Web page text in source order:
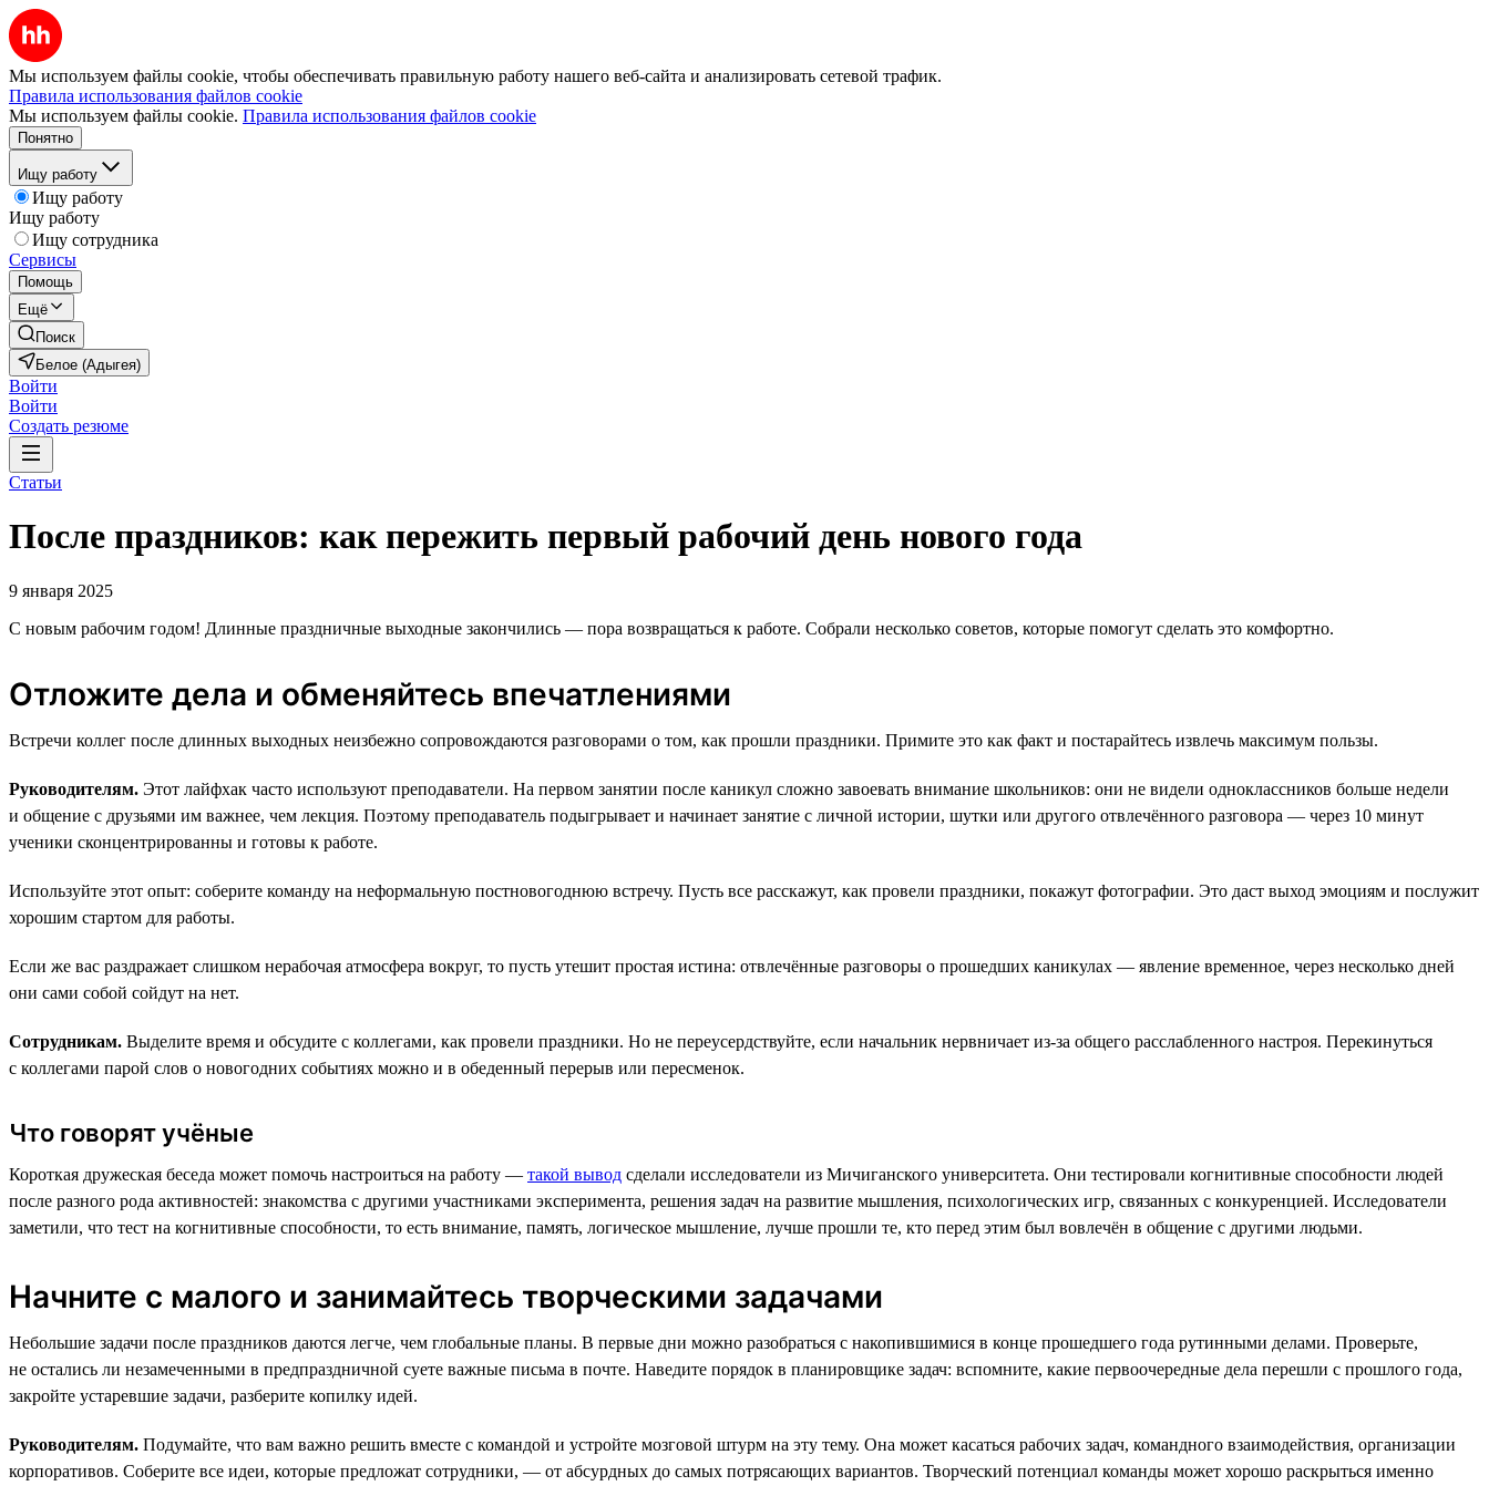
Мы используем файлы cookie, чтобы обеспечивать правильную работу нашего веб-сайта и анализировать сетевой трафик.
Правила использования файлов cookie
Мы используем файлы cookie. Правила использования файлов cookie
Понятно
Ищу работу
Ищу работу
Ищу работу
Ищу сотрудника
Сервисы
Помощь
Ещё
Поиск
Белое (Адыгея)
Войти
Войти
Создать резюме
Статьи
После праздников: как пережить первый рабочий день нового года
9 января 2025
С новым рабочим годом! Длинные праздничные выходные закончились — пора возвращаться к работе. Собрали несколько советов, которые помогут сделать это комфортно.
Отложите дела и обменяйтесь впечатлениями
Встречи коллег после длинных выходных неизбежно сопровождаются разговорами о том, как прошли праздники. Примите это как факт и постарайтесь извлечь максимум пользы.
Руководителям. Этот лайфхак часто используют преподаватели. На первом занятии после каникул сложно завоевать внимание школьников: они не видели одноклассников больше недели
и общение с друзьями им важнее, чем лекция. Поэтому преподаватель подыгрывает и начинает занятие с личной истории, шутки или другого отвлечённого разговора — через 10 минут
ученики сконцентрированны и готовы к работе.
Используйте этот опыт: соберите команду на неформальную постновогоднюю встречу. Пусть все расскажут, как провели праздники, покажут фотографии. Это даст выход эмоциям и послужит
хорошим стартом для работы.
Если же вас раздражает слишком нерабочая атмосфера вокруг, то пусть утешит простая истина: отвлечённые разговоры о прошедших каникулах — явление временное, через несколько дней
они сами собой сойдут на нет.
Сотрудникам. Выделите время и обсудите с коллегами, как провели праздники. Но не переусердствуйте, если начальник нервничает из-за общего расслабленного настроя. Перекинуться
с коллегами парой слов о новогодних событиях можно и в обеденный перерыв или пересменок.
Что говорят учёные
Короткая дружеская беседа может помочь настроиться на работу — такой вывод сделали исследователи из Мичиганского университета. Они тестировали когнитивные способности людей
после разного рода активностей: знакомства с другими участниками эксперимента, решения задач на развитие мышления, психологических игр, связанных с конкуренцией. Исследователи
заметили, что тест на когнитивные способности, то есть внимание, память, логическое мышление, лучше прошли те, кто перед этим был вовлечён в общение с другими людьми.
Начните с малого и занимайтесь творческими задачами
Небольшие задачи после праздников даются легче, чем глобальные планы. В первые дни можно разобраться с накопившимися в конце прошедшего года рутинными делами. Проверьте,
не остались ли незамеченными в предпраздничной суете важные письма в почте. Наведите порядок в планировщике задач: вспомните, какие первоочередные дела перешли с прошлого года,
закройте устаревшие задачи, разберите копилку идей.
Руководителям. Подумайте, что вам важно решить вместе с командой и устройте мозговой штурм на эту тему. Она может касаться рабочих задач, командного взаимодействия, организации
корпоративов. Соберите все идеи, которые предложат сотрудники, — от абсурдных до самых потрясающих вариантов. Творческий потенциал команды может хорошо раскрыться именно